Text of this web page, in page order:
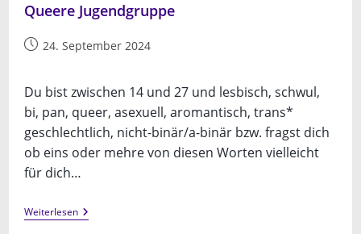
Queere Jugendgruppe
Beitrag24. September 2024
Du bist zwischen 14 und 27 und lesbisch, schwul,
bi, pan, queer, asexuell, aromantisch, trans*
geschlechtlich, nicht-binär/a-binär bzw. fragst dich
ob eins oder mehre von diesen Worten vielleicht
für dich…
WeiterlesenQueere
Jugendgruppe